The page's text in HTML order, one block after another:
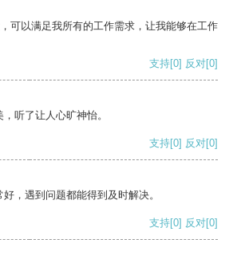
可以满足我所有的工作需求，让我能够在工作
支持[0] 反对[0]
听了让人心旷神怡。
支持[0] 反对[0]
，遇到问题都能得到及时解决。
支持[0] 反对[0]